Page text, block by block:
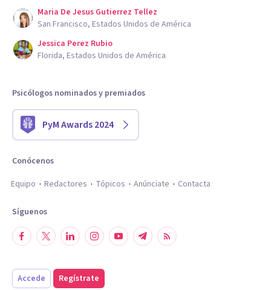
Maria De Jesus Gutierrez Tellez
San Francisco, Estados Unidos de América
Jessica Perez Rubio
Florida, Estados Unidos de América
Psicólogos nominados y premiados
PyM Awards 2024
Conócenos
Equipo
Redactores Tópicos Anúnciate Contacta
Síguenos
Accede Regístrate